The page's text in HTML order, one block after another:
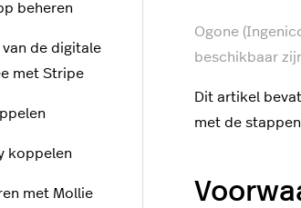
Ogone
beschikbaar
Dit artikel
met de
beheren
de digitale
met Stripe
koppelen
met Mollie